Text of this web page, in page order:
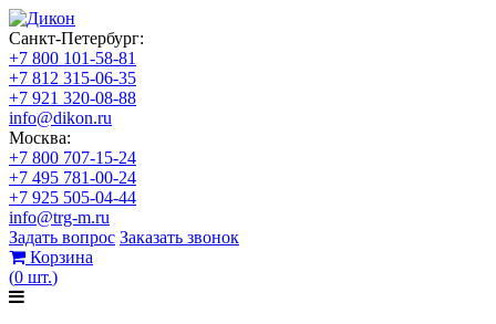
Санкт-Петербург:
+7 800 101-58-81
+7 812 315-06-35
+7 921 320-08-88
info@dikon.ru
Москва:
+7 800 707-15-24
+7 495 781-00-24
+7 925 505-04-44
info@trg-m.ru
Задать вопрос Заказать звонок
Корзина
(0 шт.)